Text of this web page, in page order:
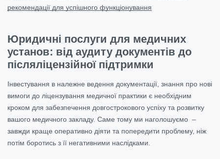
рекомендації для успішного функціонування
Юридичні послуги для медичних
установ: від аудиту документів до
післяліцензійної підтримки
Інвестування в належне ведення документації, знання про нові
вимоги до ліцензування медичної практики є необхідним
кроком для забезпечення довгострокового успіху та розвитку
вашого медичного закладу. Саме тому ми наголошуємо –
завжди краще оперативно діяти та попередити проблему, ніж
потім боротись з її негативними наслідками.